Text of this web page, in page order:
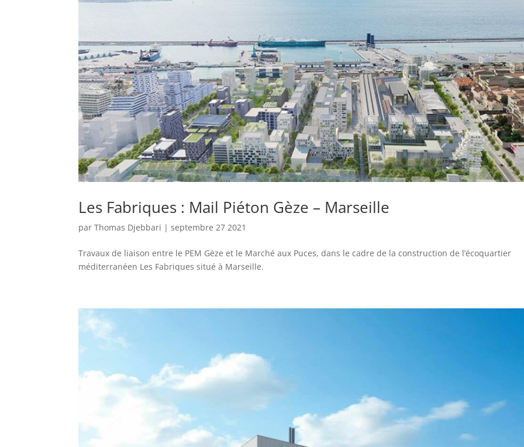
Les Fabriques : Mail Piéton Gèze – Marseille
parThomas Djebbari |septembre 27 2021
Travaux de liaison entre le PEM Gèze et le Marché aux Puces, dans le cadre de la construction de l’écoquartier
méditerranéen Les Fabriques situé à Marseille.